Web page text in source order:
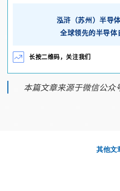
泓浒（苏州）半导
全球领先的半导体
长按二维码，关注我们
本篇文章来源于微信公众
其他文